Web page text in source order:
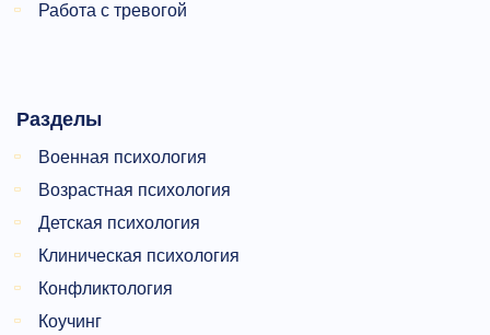
Работа с тревогой
Разделы
Военная психология
Возрастная психология
Детская психология
Клиническая психология
Конфликтология
Коучинг